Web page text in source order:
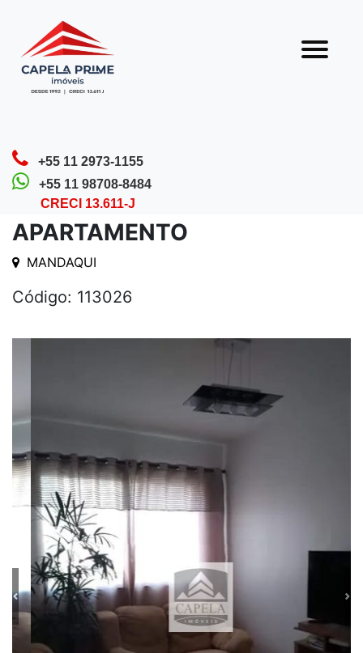
+55 11 2973-1155
+55 11 98708-8484
CRECI 13.611-J
Olá! Que bom que você veio nos visitar.
Nossa equipe está sempre pronta para te
atender.
APARTAMENTO
MANDAQUI
Código: 113026